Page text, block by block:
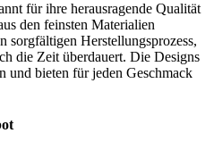
für ihre herausragende Qualität
den feinsten Materialien
sorgfältigen Herstellungsprozess,
die Zeit überdauert. Die Designs
und bieten für jeden Geschmack